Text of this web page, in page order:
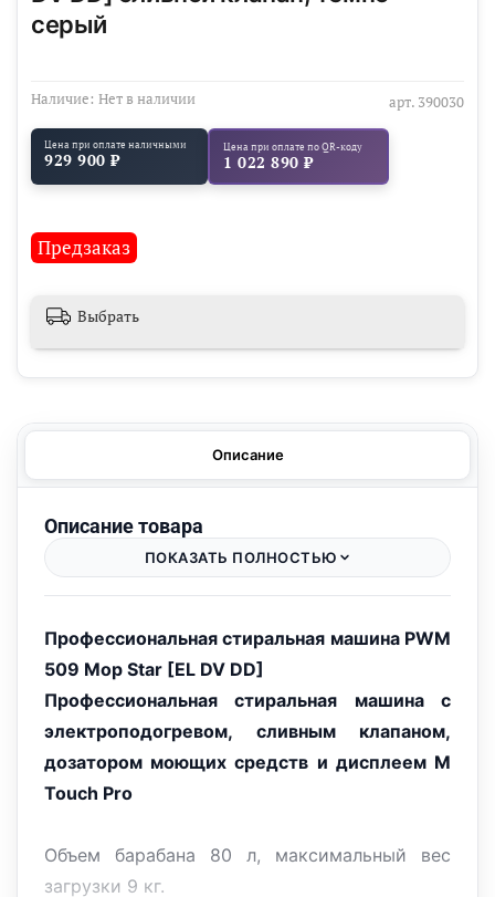
арт. 390030
Наличие: Нет в наличии
Предзаказ
серый
Цена при оплате наличными
929 900 ₽
Цена при оплате по QR-коду
1 022 890 ₽
Выбрать
Описание
Описание товара
ПОКАЗАТЬ ПОЛНОСТЬЮ
Профессиональная стиральная машина PWM
509 Mop Star [EL DV DD]
Профессиональная стиральная машина с
электроподогревом, сливным клапаном,
дозатором моющих средств и дисплеем M
Touch Pro
Объем барабана 80 л, максимальный вес
загрузки 9 кг.